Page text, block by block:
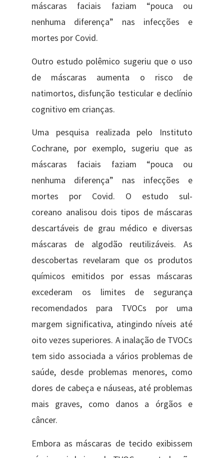
máscaras faciais faziam “pouca ou
nenhuma diferença” nas infecções e
mortes por Covid.
​Outro estudo polêmico sugeriu que o uso
de máscaras aumenta o risco de
natimortos, disfunção testicular e declínio
cognitivo em crianças.
Uma pesquisa realizada pelo Instituto
Cochrane, por exemplo, sugeriu que as
máscaras faciais faziam “pouca ou
nenhuma diferença” nas infecções e
mortes por Covid. O estudo ​sul-
coreano analisou dois tipos de máscaras
descartáveis ​​de grau médico e diversas
máscaras de algodão reutilizáveis. As
descobertas revelaram que os produtos
químicos emitidos por e​s​sas máscaras
excederam os limites de segurança
recomendados para TVOCs por uma
margem significativa, atingindo níveis até
oito vezes superiores. A inalação de TVOCs
tem sido associada a vários problemas de
saúde, desde problemas menores, como
dores de cabeça e náuseas, até problemas
mais graves, como danos a órgãos e
câncer.
Embora as máscaras de tecido exibissem